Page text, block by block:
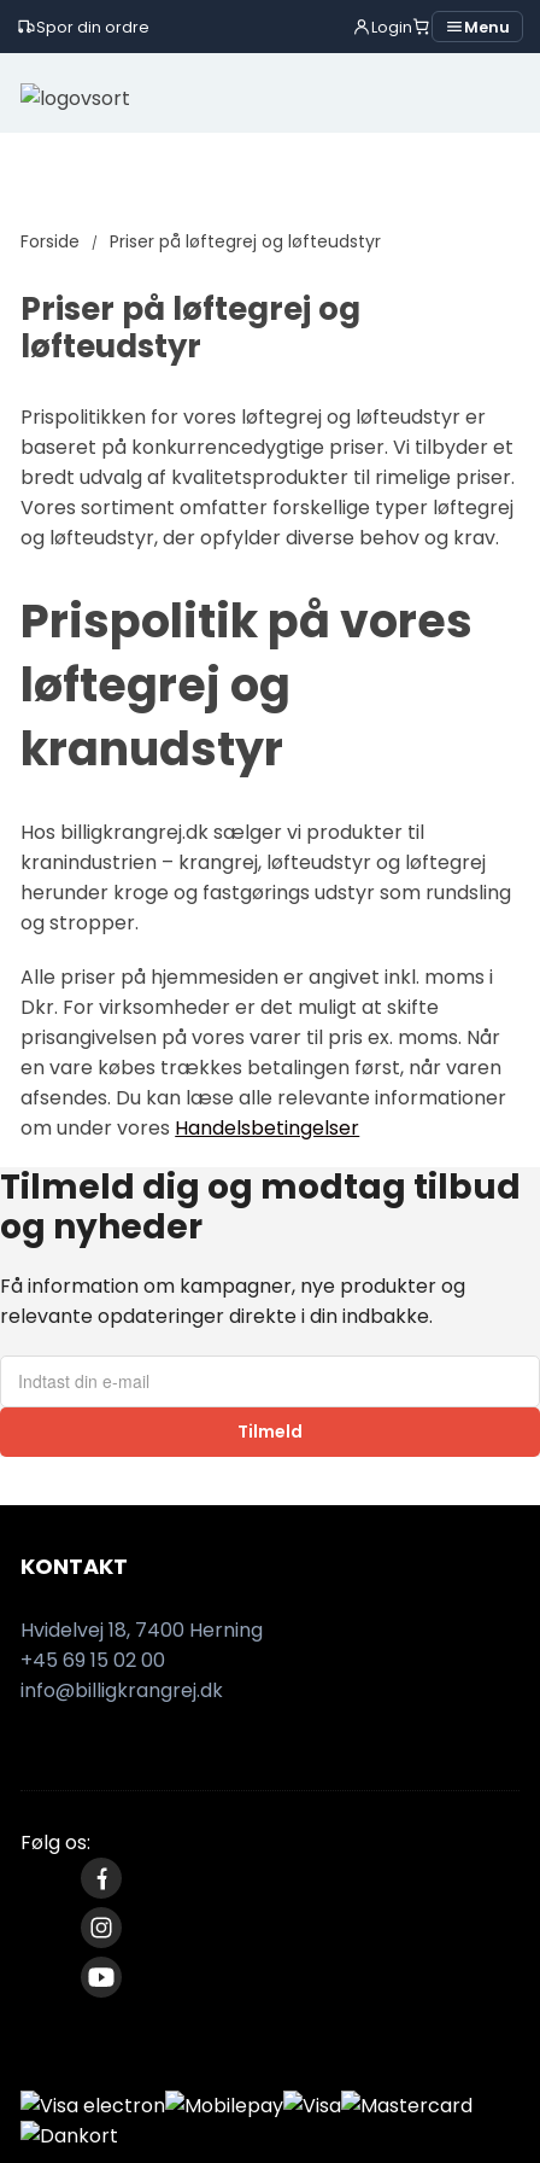
Spor din ordre Login Menu
Forside Priser på løftegrej og løfteudstyr
Priser på løftegrej og
løfteudstyr
Prispolitikken for vores løftegrej og løfteudstyr er
baseret på konkurrencedygtige priser. Vi tilbyder et
bredt udvalg af kvalitetsprodukter til rimelige priser.
Vores sortiment omfatter forskellige typer løftegrej
og løfteudstyr, der opfylder diverse behov og krav.
Prispolitik på vores
løftegrej og
kranudstyr
Hos billigkrangrej.dk sælger vi produkter til
kranindustrien – krangrej, løfteudstyr og løftegrej
herunder kroge og fastgørings udstyr som rundsling
og stropper.
Alle priser på hjemmesiden er angivet inkl. moms i
Dkr. For virksomheder er det muligt at skifte
prisangivelsen på vores varer til pris ex. moms. Når
en vare købes trækkes betalingen først, når varen
afsendes. Du kan læse alle relevante informationer
om under vores Handelsbetingelser
Tilmeld dig og modtag tilbud
og nyheder
Få information om kampagner, nye produkter og
relevante opdateringer direkte i din indbakke.
Tilmeld
KONTAKT
Hvidelvej 18, 7400 Herning
+45 69 15 02 00
info@billigkrangrej.dk
Følg os: